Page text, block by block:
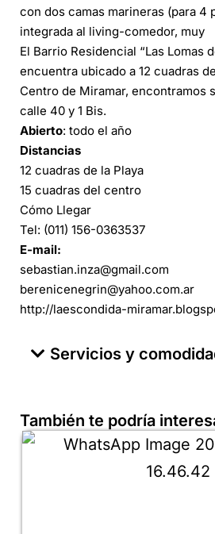
con dos camas marineras (para 4
integrada al living-comedor, muy
El Barrio Residencial “Las Lomas
encuentra ubicado a 12 cuadras
Centro de Miramar, encontramos
calle 40 y 1 Bis.
Abierto: todo el año
Distancias
12 cuadras de la Playa
15 cuadras del centro
Cómo Llegar
Tel: (011) 156-0363537
E-mail:
sebastian.inza@gmail.com
berenicenegrin@yahoo.com.ar
http://laescondida-
Servicios y
También te podría